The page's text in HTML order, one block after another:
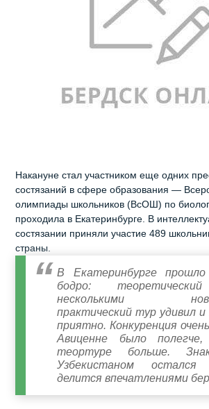
Накануне стал участником еще одних
состязаний в сфере образования —
олимпиады школьников (ВсОШ) по
проходила в Екатеринбурге. В
состязании приняли участие 489
страны.
В Екатеринбурге
бодро:
несколькими
практический тур удивил
приятно. Конкуренция
Авиценне было
теортуре больше.
Узбекистаном
делится впечатлениями